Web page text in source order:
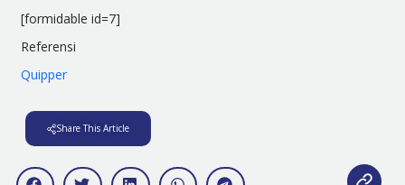
[formidable id=7]
Referensi
Quipper
Share This Article